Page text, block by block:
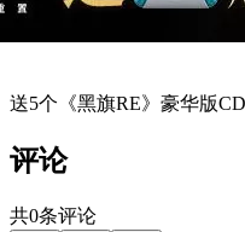
送5个《黑旗RE》豪华版
评论
共0条评论